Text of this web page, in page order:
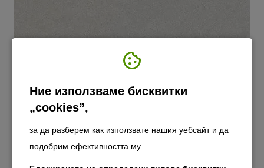
725 Mora
Ние използваме бисквитки
„cookies”,
за да разберем как използвате нашия уебсайт и да
подобрим ефективността му.